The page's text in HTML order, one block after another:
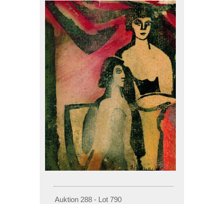
Auktion 288 - Lot 790